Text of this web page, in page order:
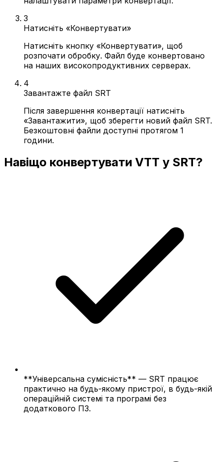
3
Натисніть «Конвертувати»
Натисніть кнопку «Конвертувати», щоб
розпочати обробку. Файл буде конвертовано
на наших високопродуктивних серверах.
4
Завантажте файл SRT
Після завершення конвертації натисніть
«Завантажити», щоб зберегти новий файл SRT.
Безкоштовні файли доступні протягом 1
години.
Навіщо конвертувати VTT у SRT?
**Універсальна сумісність** — SRT працює
практично на будь-якому пристрої, в будь-якій
операційній системі та програмі без
додаткового ПЗ.